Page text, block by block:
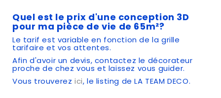
Quel est le prix d'une conception 3D
pour ma pièce de vie de 65m²?
Le tarif est variable en fonction de la grille
tarifaire et vos attentes.
Afin d'avoir un devis, contactez le décorateur
proche de chez vous et laissez vous guider.
Vous trouverez ici, le listing de LA TEAM DECO.